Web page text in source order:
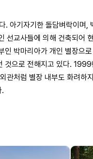
아기자기한 돌담벼락이며,
선교사들에 의해 건축되어
박마리아가 개인 별장으
것으로 전해지고 있다.
관처럼 별장 내부도 화려하
.